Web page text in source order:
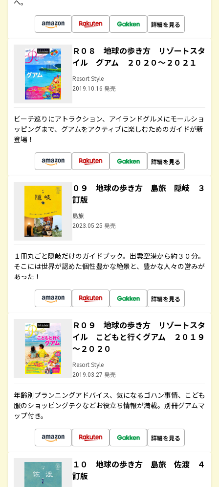
へ。
詳細を見る
Ｒ０８ 地球の歩き方 リゾートスタ
イル グアム ２０２０～２０２１
Resort Style
2019.10.16 発売
ビーチ巡りにアトラクション、アイランドグルメにモールショ
ッピングまで、グアムをアクティブに楽しむためのガイドが新
登場！
詳細を見る
０９ 地球の歩き方 島旅 隠岐 ３
訂版
島旅
2023.05.25 発売
１冊丸ごと隠岐だけのガイドブック。出雲空港から約３０分。
そこには世界が認めた個性豊かな絶景と、豊かな人々の営みが
あった！
詳細を見る
Ｒ０９ 地球の歩き方 リゾートスタ
イル こどもと行くグアム ２０１９
～２０２０
Resort Style
2019.03.27 発売
年齢別プランニングアドバイス、気になるゴハン事情、こども
服のショッピングテクなどお役立ち情報が満載。別冊グアムマ
ップ付き。
詳細を見る
１０ 地球の歩き方 島旅 佐渡 ４
訂版